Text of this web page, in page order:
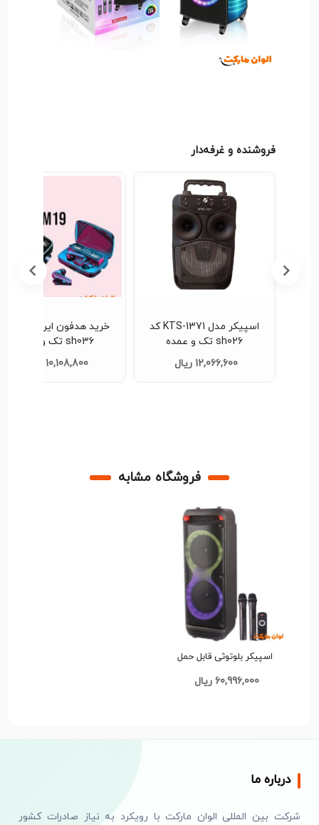
فروشنده و غرفه‌دار
اسپیکر مدل KTS-1371 کد
sh026 تک و عمده
12,066,600 ریال
sh036 تک و عمده
10,108,800 ریال
فروشگاه مشابه
اسپیکر بلوتوثی قابل حمل
ZQS-8288 کد d002 تک و
60,996,000 ریال
درباره ما
شرکت بین المللی الوان مارکت با رویکرد به نیاز صادرات کشور